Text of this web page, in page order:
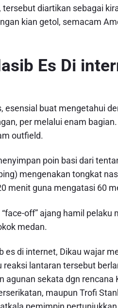
diartikan sebagai
kian getol, semacam
Es Di
buat mengetahui
per melalui enam
outfield.
poin basi dari
mengenakan tongkat
menit guna mengatasi 60
off” ajang hamil pelaku
medan.
di internet, Dikau wajar
lantaran tersebut
sekata dgn rencana
maupun Trofi